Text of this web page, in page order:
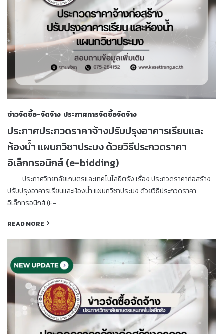
ข่าวจัดซื้อ-จัดจ้าง ประกาศการจัดซื้อจัดจ้าง
ประกาศประกวดราคาจ้างปรับปรุงอาคารเรียนและ
ห้องน้ำ แผนกวิชาประมง ด้วยวิธีประกวดราคา
อิเล็กทรอนิกส์ (e-bidding)
ประกาศวิทยาลัยเกษตรและเทคโนโลยีตรัง เรื่อง ประกวดราคาก่อสร้าง
ปรับปรุงอาคารเรียนและห้องน้ำ แผนกวิชาประมง ด้วยวิธีประกวดราคา
อิเล็กทรอนิกส์ (E-…
READ MORE